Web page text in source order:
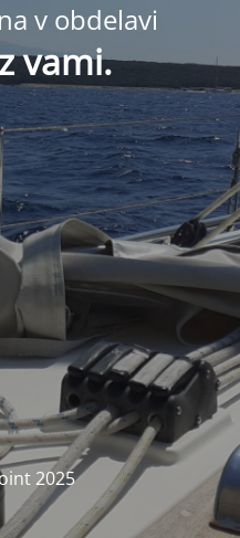
v obdelavi
vami.
2025